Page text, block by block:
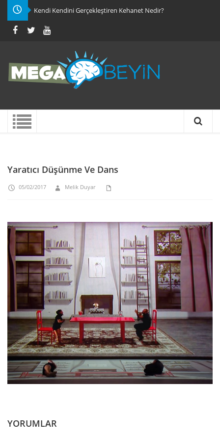
Kendi Kendini Gerçekleştiren Kehanet Nedir?
Yaratıcı Düşünme Ve Dans
05/02/2017 Melik Duyar
YORUMLAR